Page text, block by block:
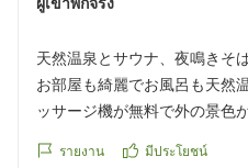
終日利用可能で無料にてご
ェアを新規導入！
食はだまこ鍋や稲庭うどん
天然温泉とサウナ、夜鳴きそ
お部屋も綺麗でお風呂も天然
ッサージ機が無料で外の景色
に食べて美味しかった。
รายงาน มีประโยชน์